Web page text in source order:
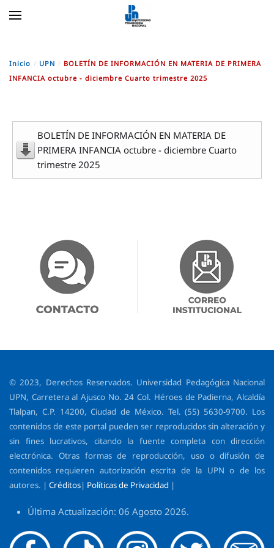
Inicio UPN
BOLETÍN DE INFORMACIÓN EN MATERIA DE PRIMERA
INFANCIA octubre - diciembre Cuarto trimestre 2025
BOLETÍN DE INFORMACIÓN EN MATERIA DE
PRIMERA INFANCIA octubre - diciembre Cuarto
trimestre 2025
© 2023, Derechos Reservados. Universidad Pedagógica Nacional
UPN, Carretera al Ajusco No. 24 Col. Héroes de Padierna, Alcaldía
Tlalpan, C.P. 14200, Ciudad de México. Tel. (55) 5630-9700. Los
contenidos de este portal pueden ser reproducidos sin alteración y
sin fines lucrativos, citando la fuente completa con dirección
electrónica. Otras formas de reproducción, uso o difusión de
contenidos requieren autorización escrita de la UPN o de los
autores. | Créditos| Políticas de Privacidad |
Última Actualización: 06 Agosto 2026.